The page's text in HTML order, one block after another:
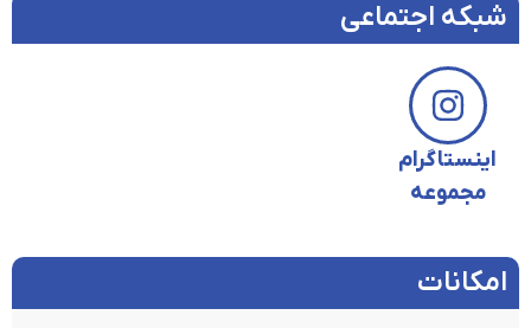
شبکه اجتماعی
اینستاگرام
مجموعه
امکانات​